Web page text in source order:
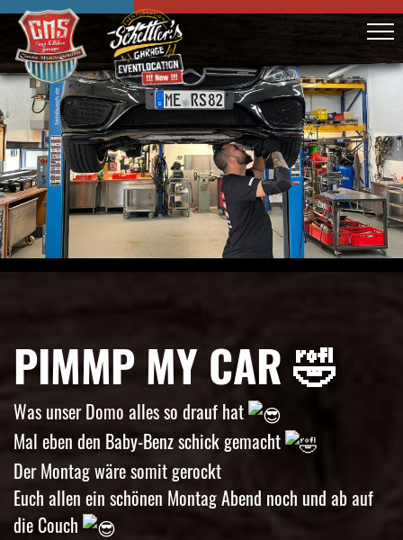
PIMMP MY CAR 🤣
Was unser Domo alles so drauf hat
Mal eben den Baby-Benz schick gemacht
Der Montag wäre somit gerockt
Euch allen ein schönen Montag Abend noch und ab auf
die Couch